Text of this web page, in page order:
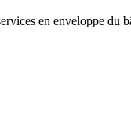
en enveloppe du